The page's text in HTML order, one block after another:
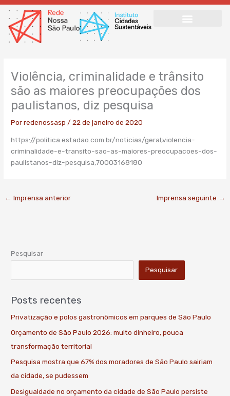
Ir
para
conteúdo
Violência, criminalidade e trânsito
são as maiores preocupações dos
paulistanos, diz pesquisa
Porredenossasp / 22 de janeiro de 2020
https://politica.estadao.com.br/noticias/geral,violencia-
criminalidade-e-transito-sao-as-maiores-preocupacoes-dos-
paulistanos-diz-pesquisa,70003168180
← Imprensa anterior Imprensa seguinte →
Pesquisar
Pesquisar
Posts recentes
Privatização e polos gastronômicos em parques de São Paulo
Orçamento de São Paulo 2026: muito dinheiro, pouca
transformação territorial
Pesquisa mostra que 67% dos moradores de São Paulo sairiam
da cidade, se pudessem
Desigualdade no orçamento da cidade de São Paulo persiste